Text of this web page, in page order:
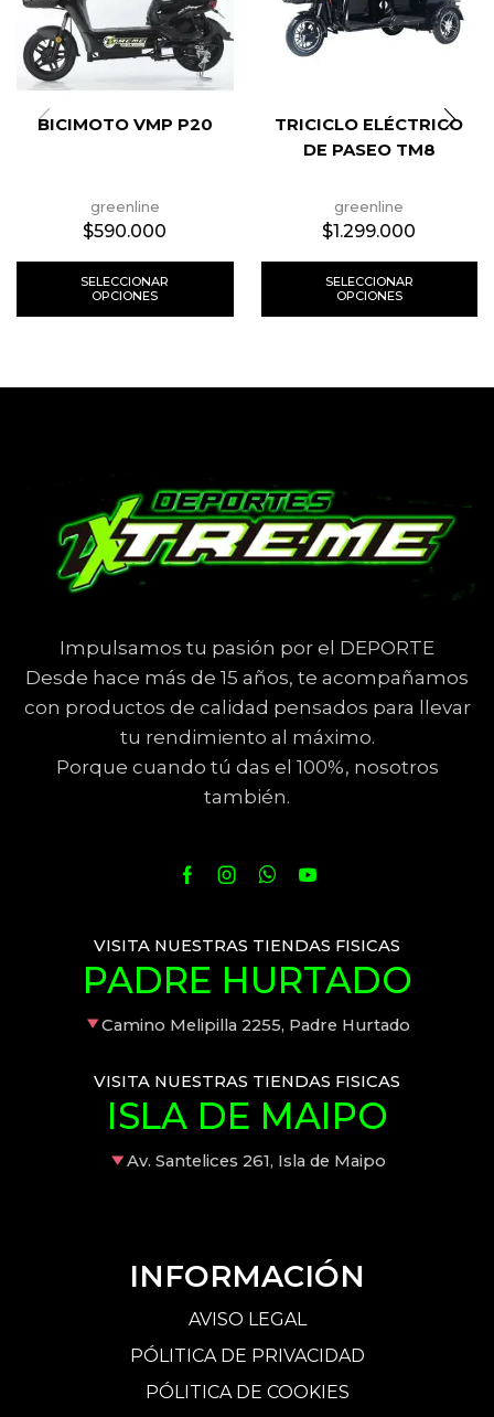
BICIMOTO VMP P20
greenline
$590.000
SELECCIONAR
OPCIONES
TRICICLO ELÉCTRICO
DE PASEO TM8
greenline
$1.299.000
SELECCIONAR
OPCIONES
Impulsamos tu pasión por el DEPORTE
Desde hace más de 15 años, te acompañamos
con productos de calidad pensados para llevar
tu rendimiento al máximo.
Porque cuando tú das el 100%, nosotros
también.
VISITA NUESTRAS TIENDAS FISICAS
PADRE HURTADO
Camino Melipilla 2255, Padre Hurtado
VISITA NUESTRAS TIENDAS FISICAS
ISLA DE MAIPO
Av. Santelices 261, Isla de Maipo
INFORMACIÓN
AVISO LEGAL
PÓLITICA DE PRIVACIDAD
PÓLITICA DE COOKIES